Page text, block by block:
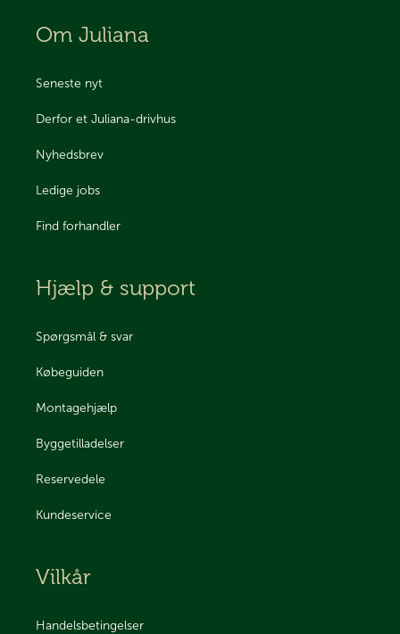
Om Juliana
Seneste nyt
Derfor et Juliana-drivhus
Nyhedsbrev
Ledige jobs
Find forhandler
Hjælp & support
Spørgsmål & svar
Købeguiden
Montagehjælp
Byggetilladelser
Reservedele
Kundeservice
Vilkår
Handelsbetingelser